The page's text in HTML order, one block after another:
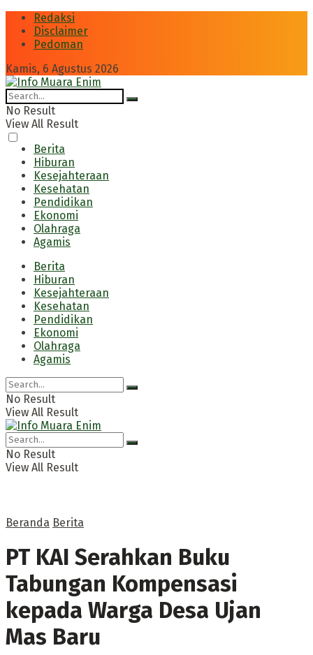
Redaksi
Disclaimer
Pedoman
Kamis, 6 Agustus 2026
No Result
View All Result
Berita
Hiburan
Kesejahteraan
Kesehatan
Pendidikan
Ekonomi
Olahraga
Agamis
Berita
Hiburan
Kesejahteraan
Kesehatan
Pendidikan
Ekonomi
Olahraga
Agamis
No Result
View All Result
No Result
View All Result
Beranda Berita
PT KAI Serahkan Buku
Tabungan Kompensasi
kepada Warga Desa Ujan
Mas Baru